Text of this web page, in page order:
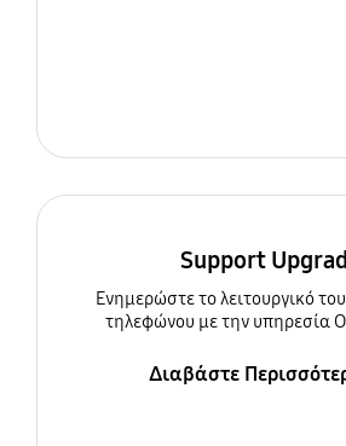
Support
Ενημερώστε τo λειτουργικό
τηλεφώνου με την υπηρεσία
Διαβάστε